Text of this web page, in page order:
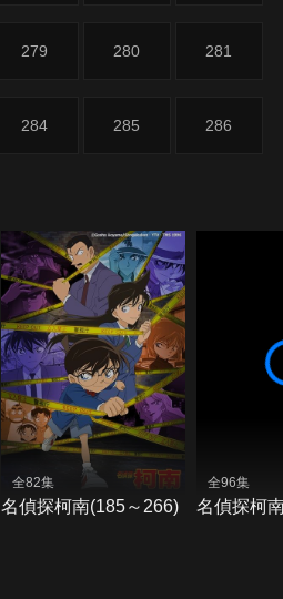
279 280 281
284 285 286
全82集
名偵探柯南(185～266)
全96集
名偵探柯